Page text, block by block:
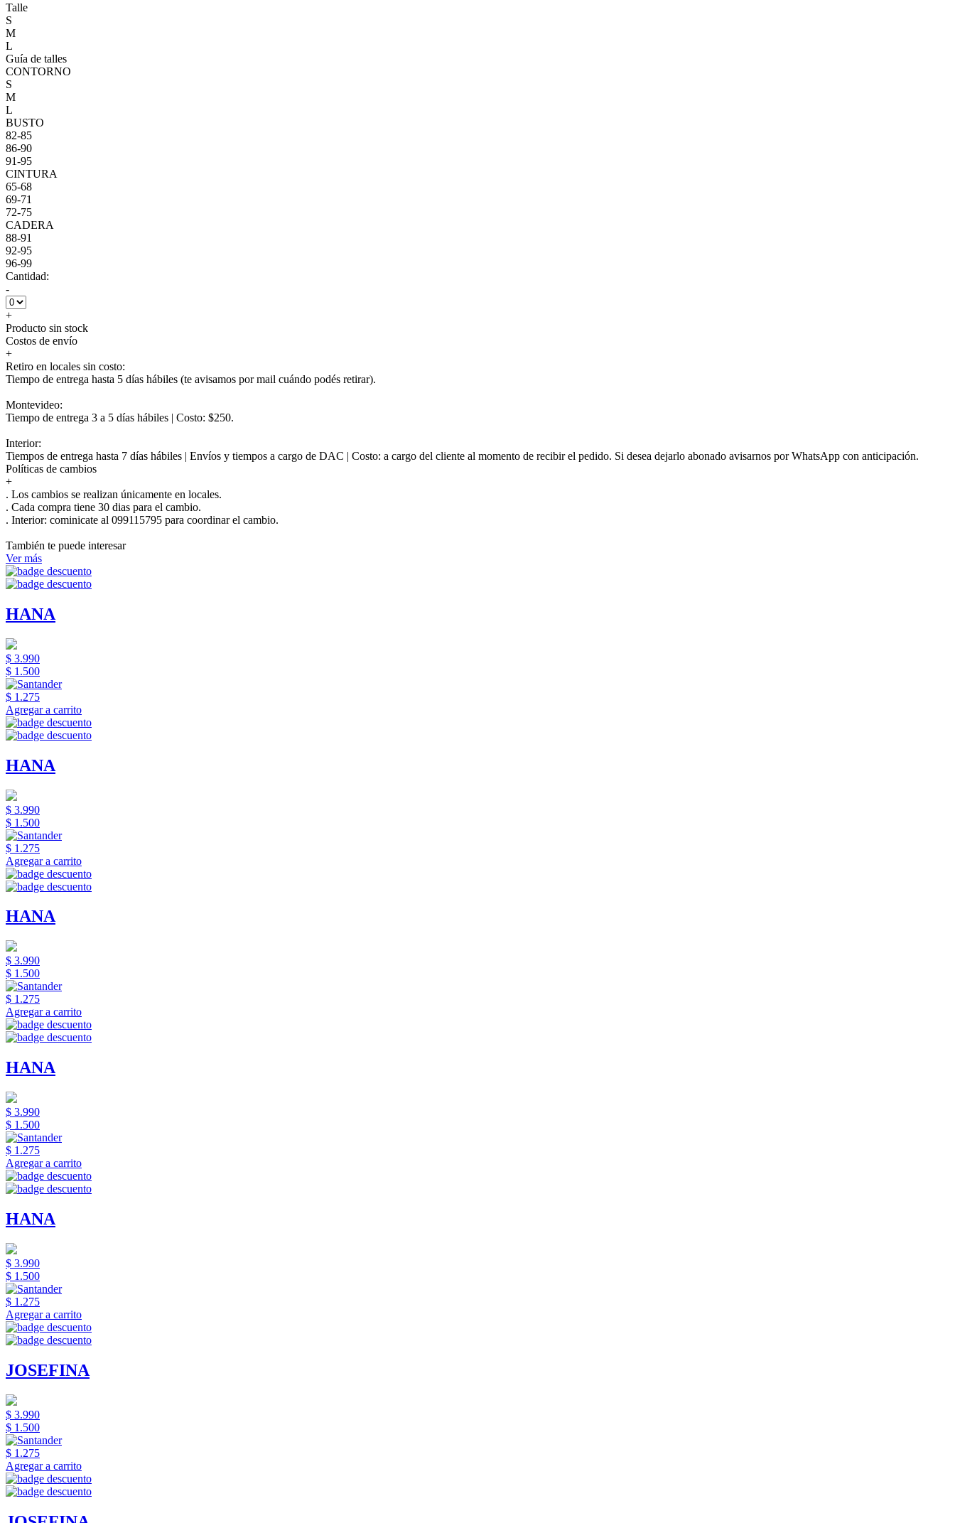
Talle
S
M
L
Guía de talles
CONTORNO
S
M
L
BUSTO
82-85
86-90
91-95
CINTURA
65-68
69-71
72-75
CADERA
88-91
92-95
96-99
Cantidad:
-
+
Producto sin stock
Costos de envío
+
Retiro en locales sin costo:
Tiempo de entrega hasta 5 días hábiles (te avisamos por mail cuándo podés retirar).
Montevideo:
Tiempo de entrega 3 a 5 días hábiles | Costo: $250.
Interior:
Tiempos de entrega hasta 7 días hábiles | Envíos y tiempos a cargo de DAC | Costo: a cargo del cliente al momento de recibir el pedido. Si desea dejarlo abonado avisarnos por WhatsApp con anticipación.
Políticas de cambios
+
. Los cambios se realizan únicamente en locales.
. Cada compra tiene 30 dias para el cambio.
. Interior: cominicate al 099115795 para coordinar el cambio.
También te puede interesar
Ver más
HANA
$ 3.990
$ 1.500
$ 1.275
Agregar a carrito
HANA
$ 3.990
$ 1.500
$ 1.275
Agregar a carrito
HANA
$ 3.990
$ 1.500
$ 1.275
Agregar a carrito
HANA
$ 3.990
$ 1.500
$ 1.275
Agregar a carrito
HANA
$ 3.990
$ 1.500
$ 1.275
Agregar a carrito
JOSEFINA
$ 3.990
$ 1.500
$ 1.275
Agregar a carrito